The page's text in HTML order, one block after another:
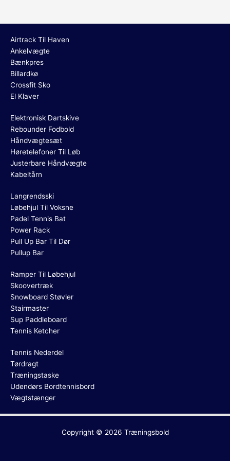
Airtrack Til Haven
Ankelvægte
Bænkpres
Billardkø
Crossfit Sko
El Klaver
Elektronisk Dartskive
Rebounder Fodbold
Håndvægtesæt
Høretelefoner Til Løb
Justerbare Håndvægte
Kabeltårn
Langrendsski
Løbehjul Til Voksne
Padel Tennis Bat
Power Rack
Pull Up Bar Til Dør
Pullup Bar
Ramper Til Løbehjul
Skoovertræk
Snowboard Støvler
Stairmaster
Sup Paddleboard
Tennis Ketcher
Tennis Nederdel
Tørdragt
Træningstaske
Udendørs Bordtennisbord
Vægtstænger
Copyright © 2026 Træningsbold